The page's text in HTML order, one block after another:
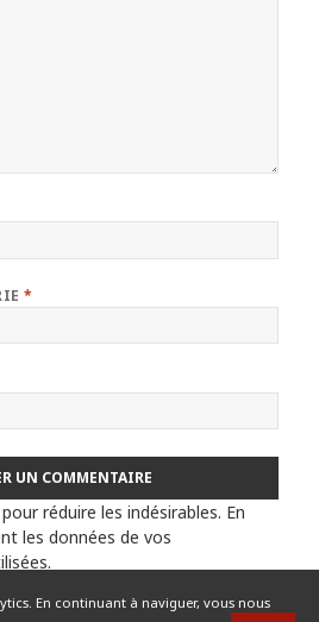
En continuant à naviguer, vous nous
*
réduire les indésirables. En
les données de vos
.